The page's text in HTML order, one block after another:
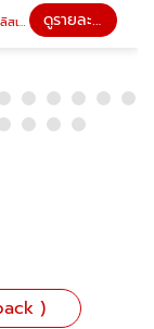
pack ) ดูรายละเอียด
)